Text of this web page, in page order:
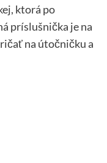
ktorá po
príslušnička je na
na útočničku a